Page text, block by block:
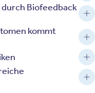
Biofeedback
kommt